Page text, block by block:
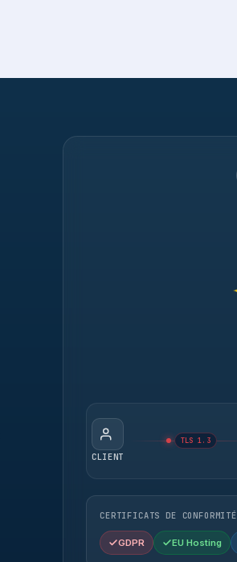
CLIENT
TLS 1.3
CERTIFICATS DE CONFORMITÉ
GDPR EU Hosting